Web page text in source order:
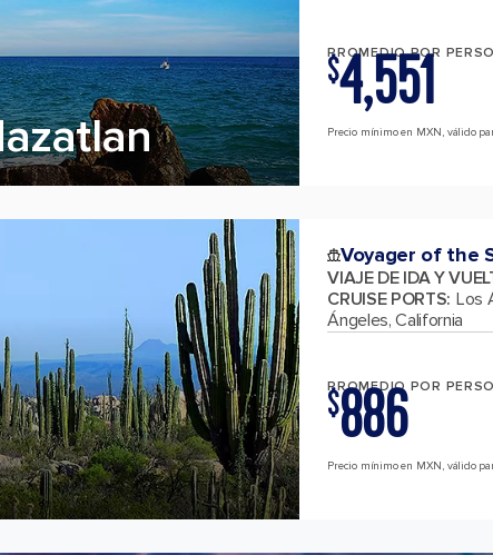
PROMEDIO POR
$4,551
Precio mínimo en MXN, válido
Voyager of the
VIAJE DE IDA Y
CRUISE PORTS: Los
Ángeles, California
PROMEDIO POR
$886
Precio mínimo en MXN, válido